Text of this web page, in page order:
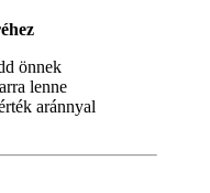
önnek
lenne
aránnyal